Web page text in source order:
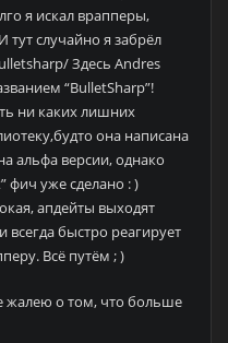
я искал врапперы,
случайно я забрёл
Здесь Andres
“BulletSharp”!
ни каких лишних
она написана
альфа версии, однако
фич уже сделано : )
апдейты выходят
быстро реагирует
Всё путём ; )
жалею о том, что больше